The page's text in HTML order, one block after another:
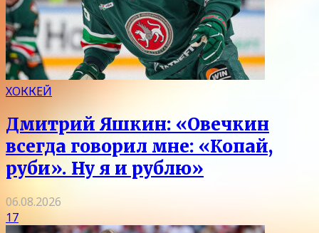
ХОККЕЙ
Дмитрий Яшкин: «Овечкин
всегда говорил мне: «Копай,
руби». Ну я и рублю»
06.08.2026
17